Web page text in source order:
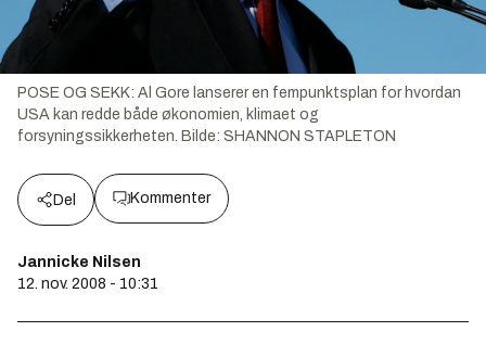
POSE OG SEKK: Al Gore lanserer en fempunktsplan for hvordan
USA kan redde både økonomien, klimaet og
forsyningssikkerheten. Bilde: SHANNON STAPLETON
Del Kommenter
Jannicke Nilsen
12. nov. 2008 - 10:31